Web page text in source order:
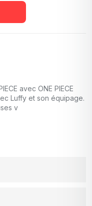
avec ONE PIECE
Luffy et son équipage.
v